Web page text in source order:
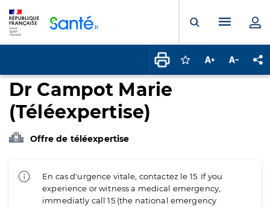
Ouvrir laMenu
Connectez-vous
Augmenter la
Dr Campot Marie
(Téléexpertise)
Offre de téléexpertise
En cas d'urgence vitale, contactez le 15. If you
experience or witness a medical emergency,
immediatly call 15 (the national emergency